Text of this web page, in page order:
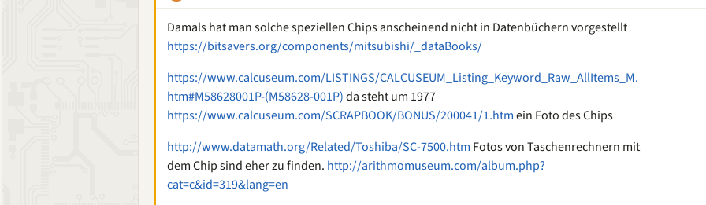
Damals hat man solche speziellen Chips anscheinend nicht in Datenbüchern vorgestellt
https://bitsavers.org/components/mitsubishi/_dataBooks/
https://www.calcuseum.com/LISTINGS/CALCUSEUM_Listing_Keyword_Raw_AllItems_M.
htm#M58628001P-(M58628-001P)da steht um 1977
https://www.calcuseum.com/SCRAPBOOK/BONUS/200041/1.htmein Foto des Chips
http://www.datamath.org/Related/Toshiba/SC-7500.htm Fotos von Taschenrechnern mit
dem Chip sind eher zu finden. http://arithmomuseum.com/album.php?
cat=c&id=319&lang=en